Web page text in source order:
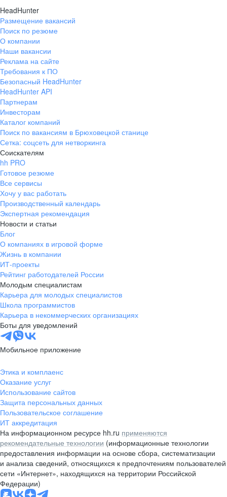
HeadHunter
Размещение вакансий
Поиск по резюме
О компании
Наши вакансии
Реклама на сайте
Требования к ПО
Безопасный HeadHunter
HeadHunter API
Партнерам
Инвесторам
Каталог компаний
Поиск по вакансиям в Брюховецкой станице
Сетка: соцсеть для нетворкинга
Соискателям
hh PRO
Готовое резюме
Все сервисы
Хочу у вас работать
Производственный календарь
Экспертная рекомендация
Новости и статьи
Блог
О компаниях в игровой форме
Жизнь в компании
ИТ-проекты
Рейтинг работодателей России
Молодым специалистам
Карьера для молодых специалистов
Школа программистов
Карьера в некоммерческих организациях
Боты для уведомлений
Мобильное приложение
Этика и комплаенс
Оказание услуг
Использование сайтов
Защита персональных данных
Пользовательское соглашение
ИТ аккредитация
На информационном ресурсе hh.ru применяются
рекомендательные технологии (информационные технологии
предоставления информации на основе сбора, систематизации
и анализа сведений, относящихся к предпочтениям пользователей
сети «Интернет», находящихся на территории Российской
Федерации)